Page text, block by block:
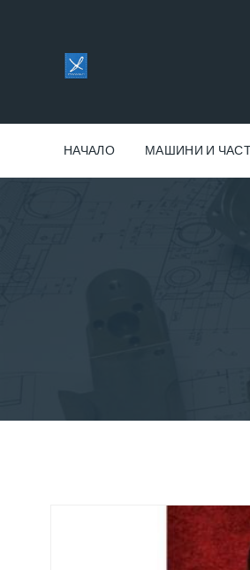
НАЧАЛО МАШИНИ И